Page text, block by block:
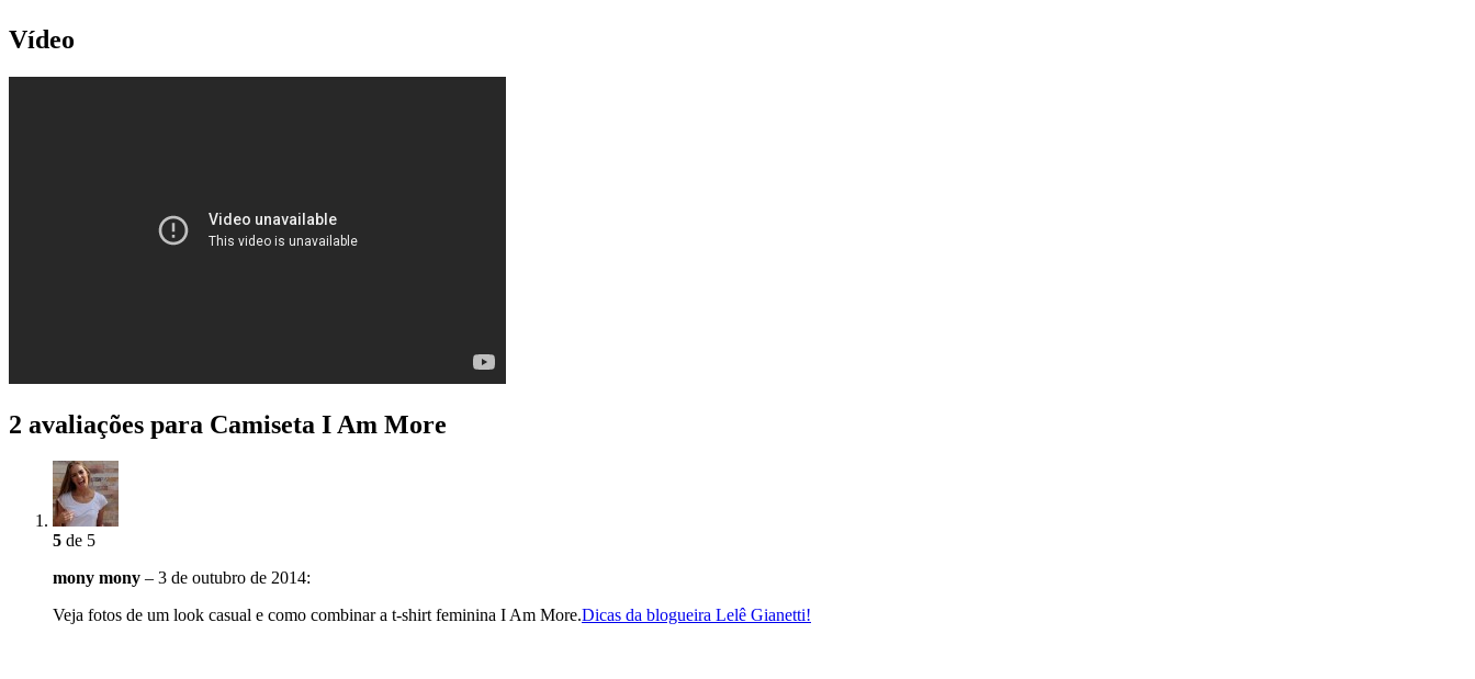
Vídeo
2 avaliações para Camiseta I Am More
5 de 5
mony mony – 3 de outubro de 2014:
Veja fotos de um look casual e como combinar a t-shirt feminina I Am More.Dicas da blogueira Lelê Gianetti!